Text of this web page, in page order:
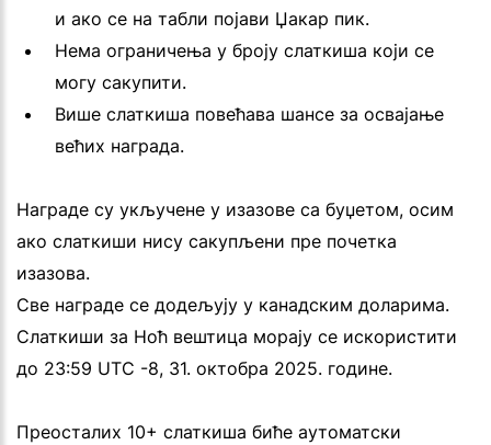
и ако се на табли појави Џакар пик.
Нема ограничења у броју слаткиша који се
могу сакупити.
Више слаткиша повећава шансе за освајање
већих награда.
Награде су укључене у изазове са буџетом, осим
ако слаткиши нису сакупљени пре почетка
изазова.
Све награде се додељују у канадским доларима.
Слаткиши за Ноћ вештица морају се искористити
до 23:59 UTC -8, 31. октобра 2025. године.
Преосталих 10+ слаткиша биће аутоматски